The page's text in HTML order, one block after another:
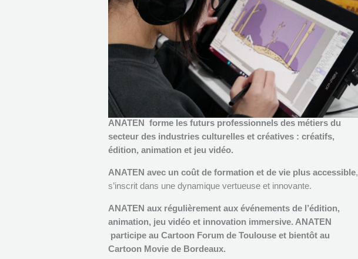
ANATEN forme les futurs professionnels des métiers du
secteur des industries culturelles et créatives : créatifs,
édition, animation et jeu vidéo.
ANATEN avec un coût de formation et de vie plus accessible,
s’inscrit dans une dynamique vertueuse et innovante.
ANATEN aux régulièrement aux événements de l’édition,
animation, jeu vidéo et innovation immersive. ANATEN
participe au Cartoon Forum de Toulouse et bientôt au
Cartoon Movie de Bordeaux.